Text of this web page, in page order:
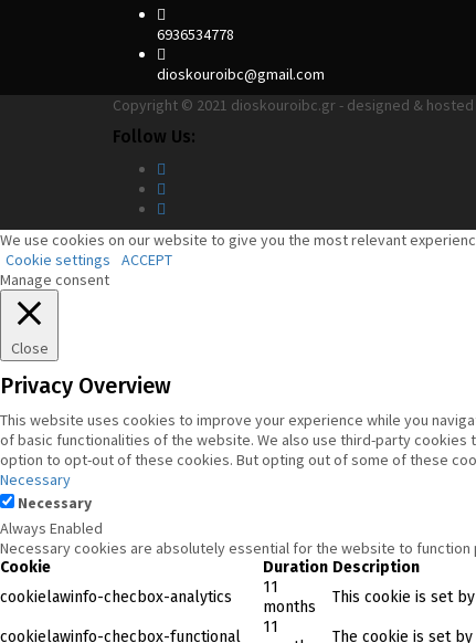
6936534778
dioskouroibc@gmail.com
Copyright © 2021 dioskouroibc.gr - designed & hosted
Follow Us:
We use cookies on our website to give you the most relevant
Cookie settings
ACCEPT
Manage consent
Close
Privacy Overview
This website uses cookies to improve your experience while you
of basic functionalities of the website. We also use third-party cookies
option to opt-out of these cookies. But opting out of some of these
Necessary
Necessary
Always Enabled
Necessary cookies are absolutely essential for the website to
Cookie Duration Description
cookielawinfo-checbox-analytics
11
months
This cookie is set
cookielawinfo-checbox-functional
11
The cookie is set